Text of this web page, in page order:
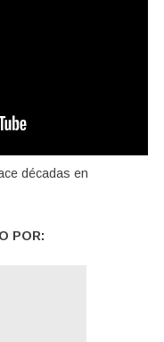
décadas en
POR: